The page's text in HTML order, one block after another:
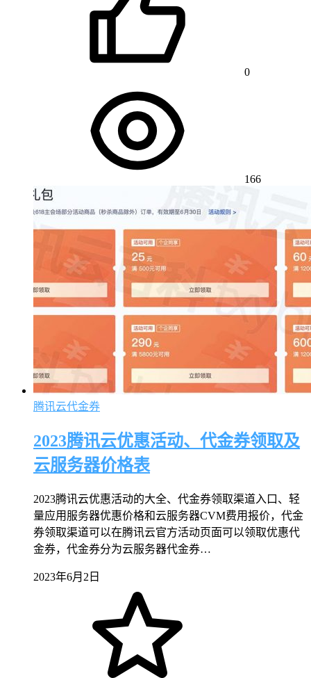
0
166
腾讯云代金券
2023腾讯云优惠活动、代金券领取及
云服务器价格表
2023腾讯云优惠活动的大全、代金券领取渠道入口、轻
量应用服务器优惠价格和云服务器CVM费用报价，代金
券领取渠道可以在腾讯云官方活动页面可以领取优惠代
金券，代金券分为云服务器代金券…
2023年6月2日